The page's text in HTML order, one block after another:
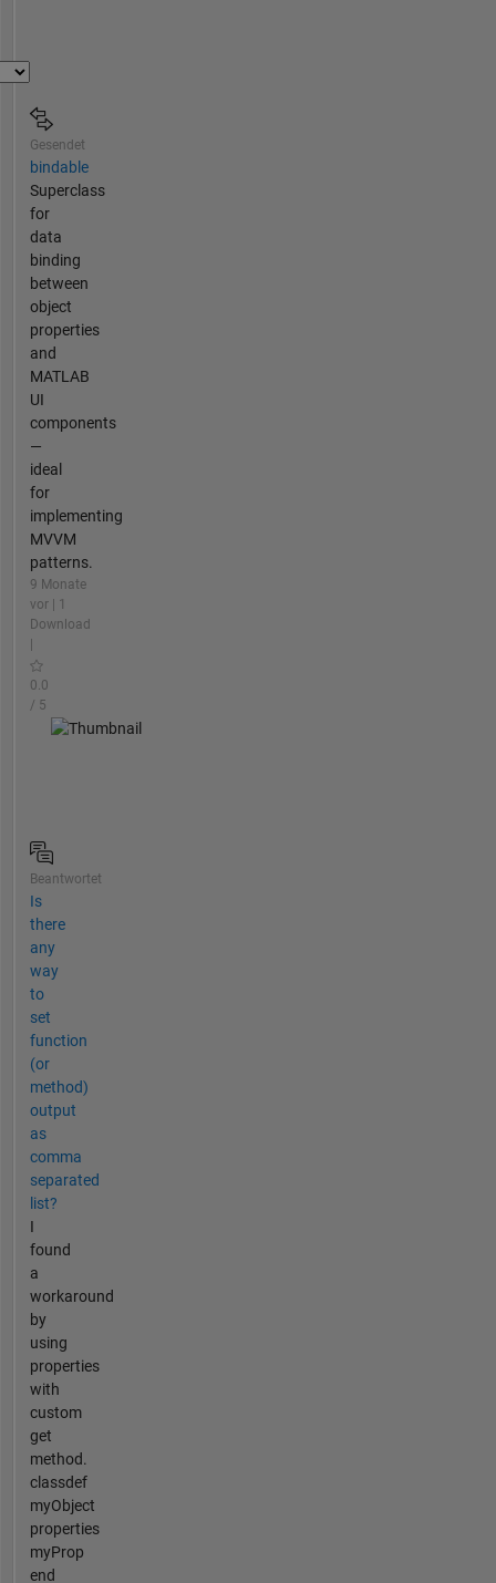
Gesendet
bindable
Superclass
for
data
binding
between
object
properties
and
MATLAB
UI
components
—
ideal
for
implementing
MVVM
patterns.
9 Monate
vor | 1
Download
|
0.0
/ 5
Beantwortet
Is
there
any
way
to
set
function
(or
method)
output
as
comma
separated
list?
I
found
a
workaround
by
using
properties
with
custom
get
method.
classdef
myObject
properties
myProp
end